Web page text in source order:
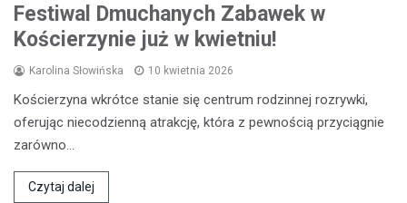
Festiwal Dmuchanych Zabawek w
Kościerzynie już w kwietniu!
Karolina Słowińska 10 kwietnia 2026
Kościerzyna wkrótce stanie się centrum rodzinnej rozrywki,
oferując niecodzienną atrakcję, która z pewnością przyciągnie
zarówno…
Czytaj dalej